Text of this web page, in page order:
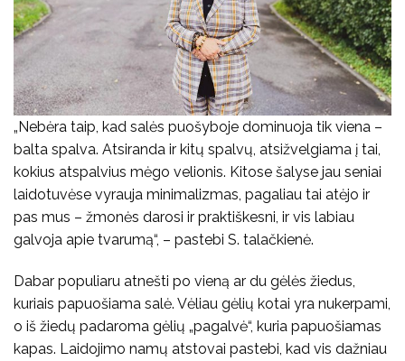
„Nebėra taip, kad salės puošyboje dominuoja tik viena –
balta spalva. Atsiranda ir kitų spalvų, atsižvelgiama į tai,
kokius atspalvius mėgo velionis. Kitose šalyse jau seniai
laidotuvėse vyrauja minimalizmas, pagaliau tai atėjo ir
pas mus – žmonės darosi ir praktiškesni, ir vis labiau
galvoja apie tvarumą“, – pastebi S. talačkienė.
Dabar populiaru atnešti po vieną ar du gėlės žiedus,
kuriais papuošiama salė. Vėliau gėlių kotai yra nukerpami,
o iš žiedų padaroma gėlių „pagalvė“, kuria papuošiamas
kapas. Laidojimo namų atstovai pastebi, kad vis dažniau